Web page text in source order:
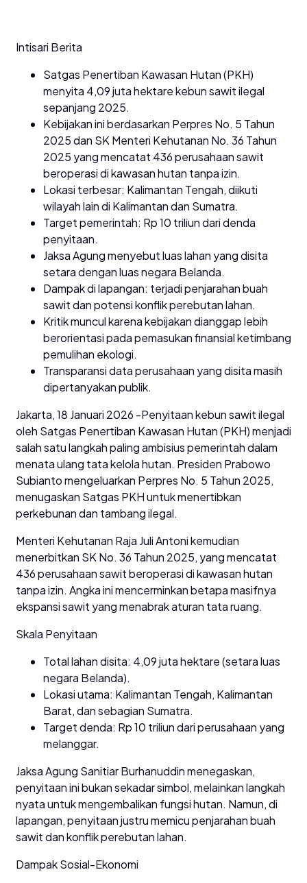
Intisari Berita
Satgas Penertiban Kawasan Hutan (PKH)
menyita 4,09 juta hektare kebun sawit ilegal
sepanjang 2025.
Kebijakan ini berdasarkan Perpres No. 5 Tahun
2025 dan SK Menteri Kehutanan No. 36 Tahun
2025 yang mencatat 436 perusahaan sawit
beroperasi di kawasan hutan tanpa izin.
Lokasi terbesar: Kalimantan Tengah, diikuti
wilayah lain di Kalimantan dan Sumatra.
Target pemerintah: Rp 10 triliun dari denda
penyitaan.
Jaksa Agung menyebut luas lahan yang disita
setara dengan luas negara Belanda.
Dampak di lapangan: terjadi penjarahan buah
sawit dan potensi konflik perebutan lahan.
Kritik muncul karena kebijakan dianggap lebih
berorientasi pada pemasukan finansial ketimbang
pemulihan ekologi.
Transparansi data perusahaan yang disita masih
dipertanyakan publik.
Jakarta, 18 Januari 2026 -Penyitaan kebun sawit ilegal
oleh Satgas Penertiban Kawasan Hutan (PKH) menjadi
salah satu langkah paling ambisius pemerintah dalam
menata ulang tata kelola hutan. Presiden Prabowo
Subianto mengeluarkan Perpres No. 5 Tahun 2025,
menugaskan Satgas PKH untuk menertibkan
perkebunan dan tambang ilegal.
Menteri Kehutanan Raja Juli Antoni kemudian
menerbitkan SK No. 36 Tahun 2025, yang mencatat
436 perusahaan sawit beroperasi di kawasan hutan
tanpa izin. Angka ini mencerminkan betapa masifnya
ekspansi sawit yang menabrak aturan tata ruang.
Skala Penyitaan
Total lahan disita: 4,09 juta hektare (setara luas
negara Belanda).
Lokasi utama: Kalimantan Tengah, Kalimantan
Barat, dan sebagian Sumatra.
Target denda: Rp 10 triliun dari perusahaan yang
melanggar.
Jaksa Agung Sanitiar Burhanuddin menegaskan,
penyitaan ini bukan sekadar simbol, melainkan langkah
nyata untuk mengembalikan fungsi hutan. Namun, di
lapangan, penyitaan justru memicu penjarahan buah
sawit dan konflik perebutan lahan.
Dampak Sosial-Ekonomi